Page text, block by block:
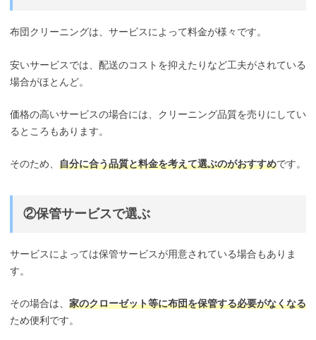
布団クリーニングは、サービスによって料金が様々です。
安いサービスでは、配送のコストを抑えたりなど工夫がされている
場合がほとんど。
価格の高いサービスの場合には、クリーニング品質を売りにしてい
るところもあります。
そのため、 自分に合う品質と料金を考えて選ぶのがおすすめです。
②保管サービスで選ぶ
サービスによっては保管サービスが用意されている場合もありま
す。
その場合は、 家のクローゼット等に布団を保管する必要がなくなる
ため便利です。